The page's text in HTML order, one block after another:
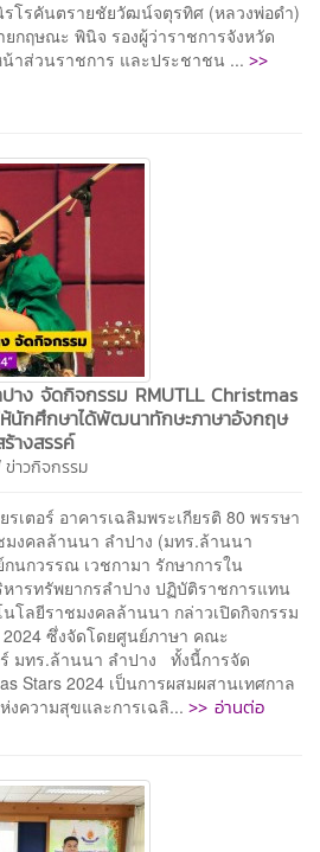
โรคันตรายชัยวัฒน์จตุรทิศ (หลวงพ่อดำ)
กฤษณะ พินิจ รองผู้ว่าราชการจังหวัด
าส่วนราชการ และประชาชน ... >>
าง จัดกิจกรรม RMUTLL Christmas
ห้นักศึกษาได้พัฒนาทักษะภาษาอังกฤษ
างสรรค์
ข่าวกิจกรรม
เตอร์ อาคารเฉลิมพระเกียรติ 80 พรรษา
มงคลล้านนา ลำปาง (มทร.ล้านนา
นกวรรณ เวชกามา รักษาการใน
ารทรัพยากรลำปาง ปฏิบัติราชการแทน
โลยีราชมงคลล้านนา กล่าวเปิดกิจกรรม
2024 ซึ่งจัดโดยศูนย์ภาษา คณะ
มทร.ล้านนา ลำปาง ทั้งนี้การจัด
Stars 2024 เป็นการผสมผสานเทศกาล
งความสุขและการเฉลิ... >> อ่านต่อ